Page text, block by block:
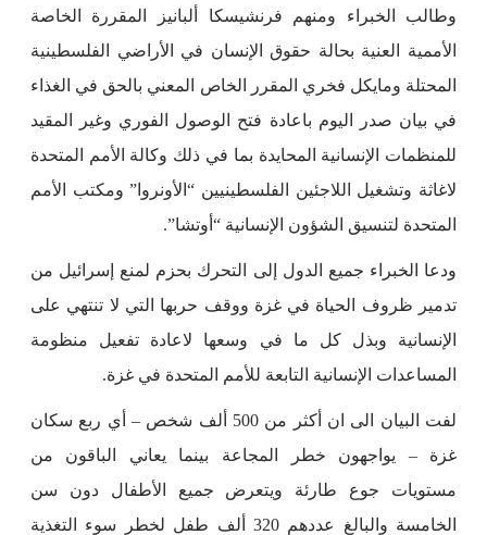
وطالب الخبراء ومنهم فرنشيسكا ألبانيز المقررة الخاصة
الأممية العنية بحالة حقوق الإنسان في الأراضي الفلسطينية
المحتلة ومايكل فخري المقرر الخاص المعني بالحق في الغذاء
في بيان صدر اليوم باعادة فتح الوصول الفوري وغير المقيد
للمنظمات الإنسانية المحايدة بما في ذلك وكالة الأمم المتحدة
لاغاثة وتشغيل اللاجئين الفلسطينيين “الأونروا” ومكتب الأمم
المتحدة لتنسيق الشؤون الإنسانية “أوتشا”.
ودعا الخبراء جميع الدول إلى التحرك بحزم لمنع إسرائيل من
تدمير ظروف الحياة في غزة ووقف حربها التي لا تنتهي على
الإنسانية وبذل كل ما في وسعها لاعادة تفعيل منظومة
المساعدات الإنسانية التابعة للأمم المتحدة في غزة.
لفت البيان الى ان أكثر من 500 ألف شخص – أي ربع سكان
غزة – يواجهون خطر المجاعة بينما يعاني الباقون من
مستويات جوع طارئة ويتعرض جميع الأطفال دون سن
الخامسة والبالغ عددهم 320 ألف طفل لخطر سوء التغذية